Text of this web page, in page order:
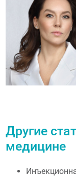
Другие
медицине